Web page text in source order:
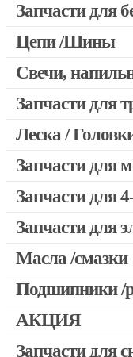
Запчасти для
Цепи /Шины
Свечи,
Запчасти для
Запчасти для
Запчасти для
Леска /
Запчасти для
Запчасти для
Запчасти для
Двигатели,
Патроны для
Запчасти для
Масла /смазки
Подшипники /
АКЦИЯ
Скидка 50%
Запчасти для